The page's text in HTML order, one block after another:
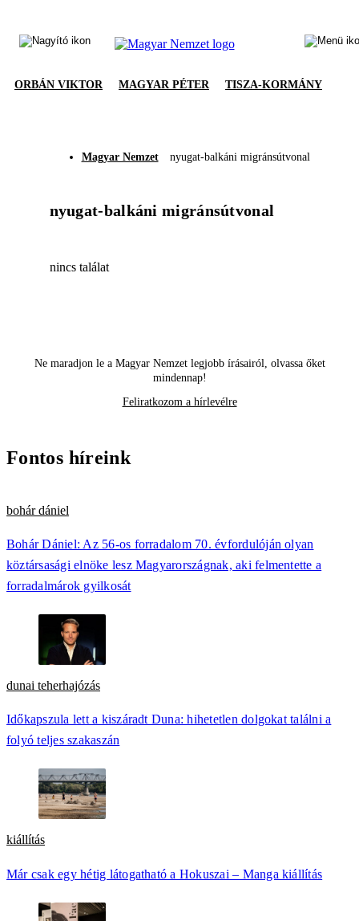
ORBÁN VIKTOR MAGYAR PÉTER TISZA-KORMÁNY
Magyar Nemzet nyugat-balkáni migránsútvonal
nyugat-balkáni migránsútvonal
nincs találat
Ne maradjon le a Magyar Nemzet legjobb írásairól, olvassa őket
mindennap!
Feliratkozom a hírlevélre
Fontos híreink
bohár dániel
Bohár Dániel: Az 56-os forradalom 70. évfordulóján olyan
köztársasági elnöke lesz Magyarországnak, aki felmentette a
forradalmárok gyilkosát
dunai teherhajózás
Időkapszula lett a kiszáradt Duna: hihetetlen dolgokat találni a
folyó teljes szakaszán
kiállítás
Már csak egy hétig látogatható a Hokuszai – Manga kiállítás